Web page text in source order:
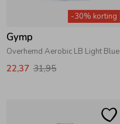
-30% korting
Gymp
Overhemd Aerobic LB Light Blue
22,37 31,95